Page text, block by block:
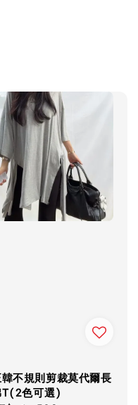
不規則剪裁莫代爾長
T(2色可選)